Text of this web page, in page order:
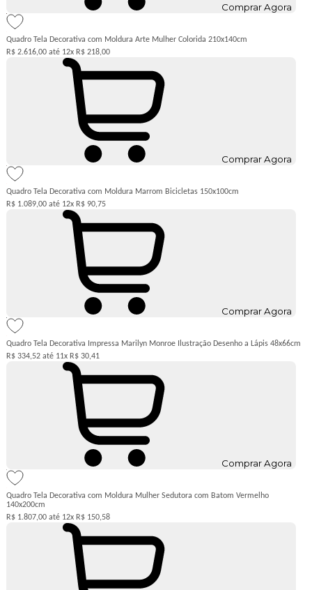
Comprar Agora
Quadro Tela Decorativa com Moldura Arte Mulher Colorida 210x140cm
R$ 2.616,00
12x R$ 218,00
Comprar Agora
Quadro Tela Decorativa com Moldura Marrom Bicicletas 150x100cm
R$ 1.089,00
12x R$ 90,75
Comprar Agora
Quadro Tela Decorativa Impressa Marilyn Monroe Ilustração Desenho a Lápis 48x66cm
R$ 334,52
11x R$ 30,41
Comprar Agora
Quadro Tela Decorativa com Moldura Mulher Sedutora com Batom Vermelho
140x200cm
R$ 1.807,00
12x R$ 150,58